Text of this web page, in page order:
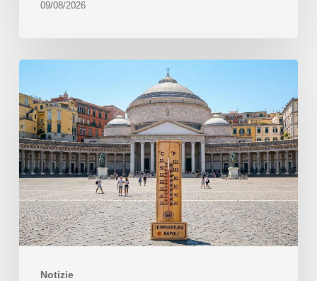
09/08/2026
Notizie